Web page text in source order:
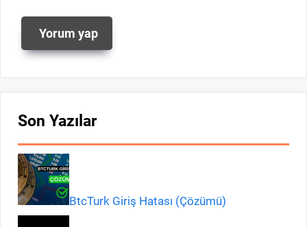
Son Yazılar
BtcTurk Giriş Hatası (Çözümü)